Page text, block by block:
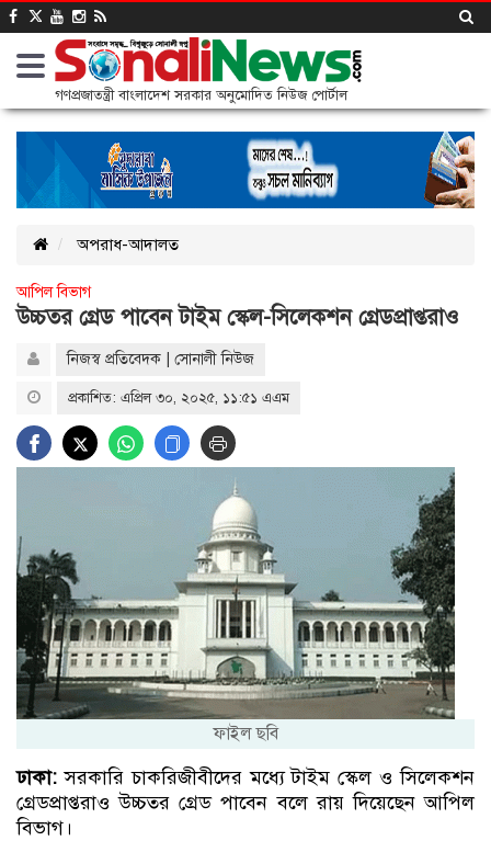
গণপ্রজাতন্ত্রী বাংলাদেশ সরকার অনুমোদিত নিউজ পোর্টাল
অপরাধ-আদালত
আপিল বিভাগ
উচ্চতর গ্রেড পাবেন টাইম স্কেল-সিলেকশন গ্রেডপ্রাপ্তরাও
নিজস্ব প্রতিবেদক | সোনালী নিউজ
প্রকাশিত: এপ্রিল ৩০, ২০২৫, ১১:৫১ এএম
ফাইল ছবি
ঢাকা:সরকারি চাকরিজীবীদের মধ্যে টাইম স্কেল ও সিলেকশন
গ্রেডপ্রাপ্তরাও উচ্চতর গ্রেড পাবেন বলে রায় দিয়েছেন আপিল
বিভাগ।